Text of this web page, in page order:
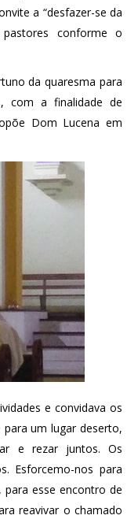
a “desfazer-se da
conforme o
da quaresma para
com a finalidade de
Dom Lucena em
e convidava os
um lugar deserto,
e rezar juntos. Os
Esforcemo-nos para
esse encontro de
reavivar o chamado